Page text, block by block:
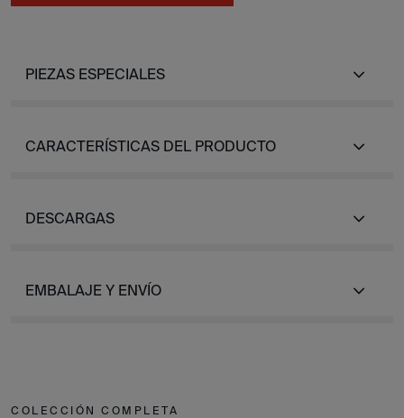
PIEZAS ESPECIALES
CARACTERÍSTICAS DEL PRODUCTO
DESCARGAS
EMBALAJE Y ENVÍO
COLECCIÓN COMPLETA